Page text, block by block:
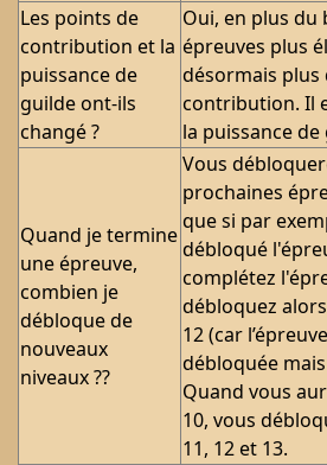
Les points de
contribution et la
puissance de
guilde ont-ils
changé ?
Oui, en plus du
épreuves plus
désormais plus
contribution. Il
la puissance de
Quand je termine
une épreuve,
combien je
débloque de
nouveaux
niveaux ??
Vous
prochaines
que si par
débloqué
complétez
débloquez
12 (car
débloquée
Quand vous
10, vous
11, 12 et 13.